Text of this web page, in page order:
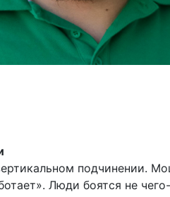
подчинении.
Люди боятся не